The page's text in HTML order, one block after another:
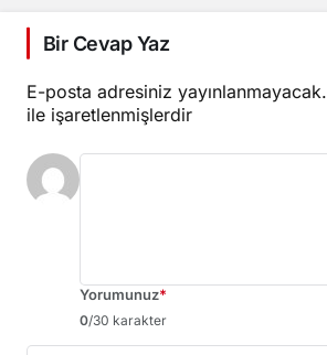
Bir Cevap Yaz
E-posta adresiniz yayınlanmayacak.
ile işaretlenmişlerdir
Yorumunuz*
0/30 karakter